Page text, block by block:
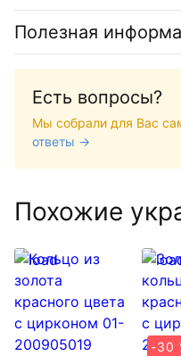
Полезная
Есть вопросы?
Мы собрали для Вас
ответы →
Похожие
-30